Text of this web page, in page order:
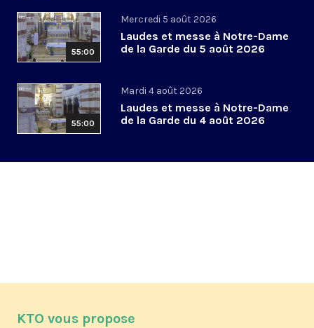
55:00
Mercredi 5 août 2026
Laudes et messe à Notre-Dame
de la Garde du 5 août 2026
55:00
Mardi 4 août 2026
Laudes et messe à Notre-Dame
de la Garde du 4 août 2026
KTO vous propose